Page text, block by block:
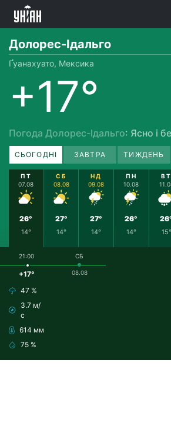
Долорес-Ідальго
Ґуанахуато, Мексика
+17°
Погода Долорес-Ідальго: Ясно і
СЬОГОДНІ ЗАВТРА ТИЖДЕНЬ
ПТ
07.08
26°
14°
СБ
08.08
27°
14°
НД
09.08
27°
14°
ПН
10.08
26°
14°
ВТ
15°
21:00
+17°
47 %
3.7 м/
с
614 мм
75 %
СБ
08.08